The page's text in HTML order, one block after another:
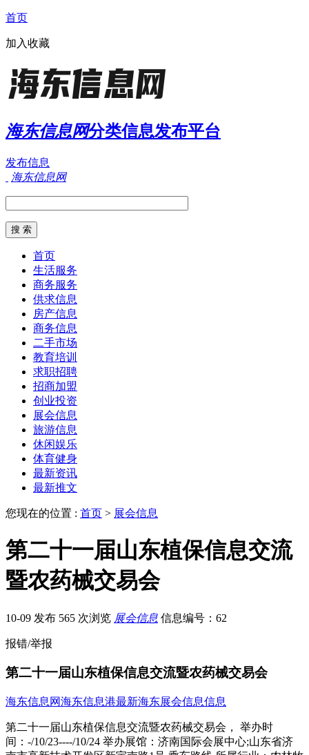
首页
加入收藏
海东信息网分类信息发布平台
发布信息
海东信息网
首页
生活服务
商务服务
供求信息
房产信息
商务信息
二手市场
教育培训
求职招聘
招商加盟
创业投资
展会信息
旅游信息
休闲娱乐
体育健身
最新资讯
最新推文
您现在的位置 : 首页 > 展会信息
第二十一届山东植保信息交流
暨农药械交易会
10-09 发布 565 次浏览 展会信息 信息编号：62
报错/举报
第二十一届山东植保信息交流暨农药械交易会
海东信息网海东信息港最新海东展会信息信息
第二十一届山东植保信息交流暨农药械交易会， 举办时间：-/10/23----/10/24 举办展馆：济南国际会展中心;山东省济南市高新技术开发区新宇南路1号 乘车路线 所属行业：农林牧渔 展会城市：山东|济南市 主办单位：山东省植物保护总站 山东省植物保护协会 承办单位：济南富山会展服务有限公司 展会面积：40000平方米 举办届数：21届 举办周期：一年一届 官方-：.sdzbsjh 参观登记 展位预订 设计搭建 本展会所属专题：现代农业展会(2)农用化学品展会(1) 历届展会对比 展会名称 场馆 时间 面积 照片 展商数量 -第二十七届山东植保信息交流暨 山东国际会展中心 -/10/30 40000㎡ --------- --------- -第二十六届山东植保信息交流暨 济南西部国际会展.. -/10/30 40000㎡ --------- --------- -第二十五届山东植保信息交流暨 烟台国际博览中心 -/3/15 40000㎡ --------- --------- -第二十四届山东植保信息交流暨 济南国际会展中心 -/10/21 0㎡ --------- --------- -第二十三届山东植保信息交流暨 济南高新国际会展.. -/10/19 40000㎡ --------- --------- -第二十二届山东植保信息交流暨 济南国际会展中心 -/10/20 38400㎡ --------- --------- -第二十一届山东植保信息交流暨 济南国际会展中心 -/10/23 40000㎡ --------- --------- -第二十届山东植保信息交流暨农 济南国际会展中心 -/10/21 40000㎡ --------- --------- 展会简介 山东植保信息交流暨农药械交易会（简称;山东植保双交会;）是由山东省植物保护总站、山东省植物保护协会共同主办，立足山东、面向周边、辐射全国的农资盛会。;山东植保双交会;已经成功举办了20届，已成为全国重要的农资产品交流盛会。为行业服务与行业共同发展，大会努力打造产销对接平台、营销体系构建平台、信息发布与交流平台、品牌宣传和传播平台、投资贸易与合作平台；不仅是商品交易、展览展示的场所，更是交流信息、增进友谊、推动技术进步与产品创新的重要舞台。第二十一届山东植保信息交流暨农药械交易会，将于10月23日至24日在济南高新国际会展中心隆重召开。 我们诚邀国内外农药械及肥料生产企业、有关科研教学单位及农资、化工系统的代表和农药械经销商、民营经销大户光临此次盛会。 大会将继续坚持;继承、发展、创新;的基本原则，围绕;诚信、务实、共赢;的主题，以;高规格、高水平、高回报率;作为办展目标，服务业内企业，助力企业快速发展。相聚金秋，美丽的泉城-济南欢迎您!; 参展范围 农药：杀虫剂、杀菌剂、杀螨剂、杀鼠剂、除草剂、特异剂和植物生长调节剂等;肥料: 海藻肥 ; 氨基酸肥料 ;腐植酸肥料 ;EDTA系列 ;氨酸螯合肥;缓控释肥 ;生态肥 ;高效肥 ;复混肥 ;环保肥料 ;有机天然肥 ;叶面肥 ;液肥 ;冲施肥 ;育苗肥 ;BB肥 ;专用肥料土壤改良剂 ;表面活性剂 ;褐煤 ;草炭 ;泥炭 ;螯合肥 ;微量元素肥料 土壤添加剂 ;氮肥 ;磷肥 ;钾肥 ;复合肥 ;植保机械：喷雾器、农药药械、杀虫灯、配件、园林机械等;包装机械:含制造、灌装设备，注塑机，喷码机，农药瓶等;农用塑料：棚膜、地膜、遮阳网、防虫网等现代农用遮盖材料；穴盘、苗盘、水稻育秧钵体软盘等育苗容器；塑料节水灌溉器材; ;;种子：粮田种子、棉花种子、油料种子、豆类种子、蔬菜种子、花卉种子、牧草种子、 ;苗木等新品种、新成果、新技术等;;农林病虫害防治专用飞机展示区;;农资杂志、网站、媒体等;; 参展费用 国内标摊：6200元/个国内特装：1000元/㎡标展（3m×3m）植保机械包装设备馆：6200元/个（-口另加300元/个）综合馆：6200元/个（-口另加300元/个）精品标展：8500元/个（-口另加300元/个）特展（≥36㎡）一类:1000元/平方 ; ; ; ;二类:900元/平方标准展位包括三面围板，公司名称楣板、一张桌子、两把椅子、两盏射灯、一个电源插座（特殊用电请事先说明，另行收费）光地不带任何展架及设施，为方便特装装修管理，建议参展商从组委会推荐搭建装修公司中选择角位（-口展位）另加收300元/个 - ; 展位预定： 参观咨询： -->